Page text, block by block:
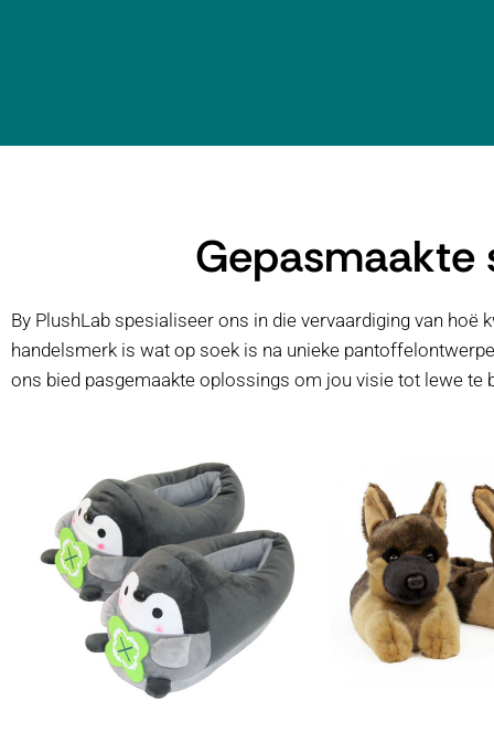
Gepasmaakte
By PlushLab spesialiseer ons in die vervaardiging van
handelsmerk is wat op soek is na unieke
ons bied pasgemaakte oplossings om jou visie tot lewe te